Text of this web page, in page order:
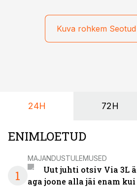
on DHL usaldanud Mercedes-
juba enam kui kümme aastat ning
selle aja jooksul kujunenud
Kuva rohkem
24H 72H
ENIMLOETUD
1
MAJANDUSTULEMUSED
Uut juhti otsiv Via 3L
aga joone alla jäi enam